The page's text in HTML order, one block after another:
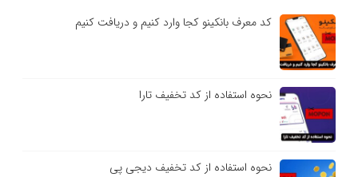
کد معرف بانکینو کجا وارد کنیم و دریافت کنیم
نحوه استفاده از کد تخفیف تارا
نحوه استفاده از کد تخفیف دیجی پی